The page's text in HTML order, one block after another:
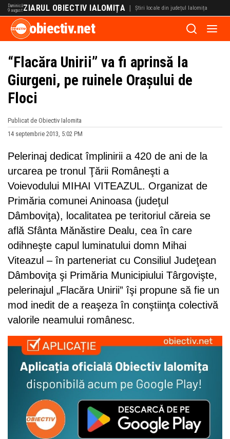
Duminică
9 august ZIARUL OBIECTIV IALOMIȚA | Știri locale din județul Ialomița
obiectiv.net
“Flacăra Unirii” va fi aprinsă la
Giurgeni, pe ruinele Orașului de
Floci
Publicat de Obiectiv Ialomita
14 septembrie 2013, 5:02 PM
Pelerinaj dedicat împlinirii a 420 de ani de la
urcarea pe tronul Ţării Româneşti a
Voievodului MIHAI VITEAZUL. Organizat de
Primăria comunei Aninoasa (judeţul
Dâmboviţa), localitatea pe teritoriul căreia se
află Sfânta Mănăstire Dealu, cea în care
odihneşte capul luminatului domn Mihai
Viteazul – în parteneriat cu Consiliul Judeţean
Dâmboviţa şi Primăria Municipiului Târgovişte,
pelerinajul „Flacăra Unirii” îşi propune să fie un
mod inedit de a reaşeza în conştiinţa colectivă
valorile neamului românesc.